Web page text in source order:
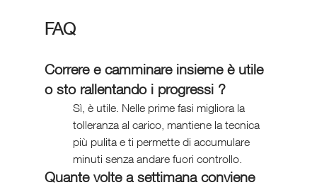
FAQ
Correre e camminare insieme è utile
o sto rallentando i progressi ?
Sì, è utile. Nelle prime fasi migliora la
tolleranza al carico, mantiene la tecnica
più pulita e ti permette di accumulare
minuti senza andare fuori controllo.
Quante volte a settimana conviene